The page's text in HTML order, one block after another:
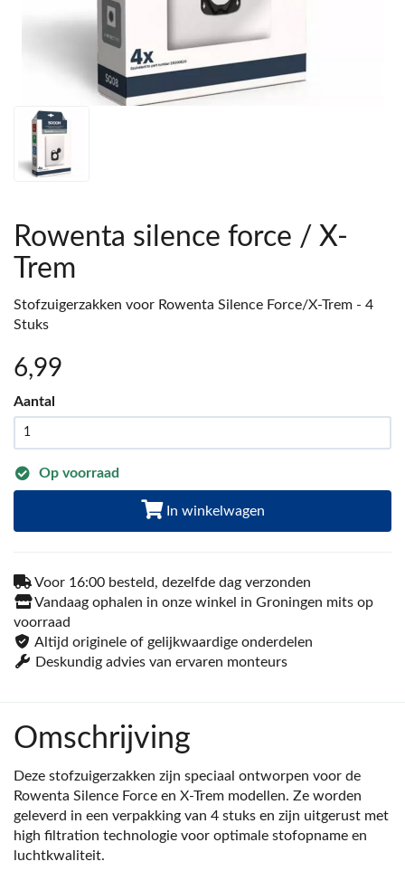
Rowenta silence force / X-
Trem
Stofzuigerzakken voor Rowenta Silence Force/X-Trem - 4
Stuks
6,99
Aantal
Op voorraad
In winkelwagen
Voor 16:00 besteld, dezelfde dag verzonden
Vandaag ophalen in onze winkel in Groningen mits op
voorraad
Altijd originele of gelijkwaardige onderdelen
Deskundig advies van ervaren monteurs
Omschrijving
Deze stofzuigerzakken zijn speciaal ontworpen voor de
Rowenta Silence Force en X-Trem modellen. Ze worden
geleverd in een verpakking van 4 stuks en zijn uitgerust met
high filtration technologie voor optimale stofopname en
luchtkwaliteit.